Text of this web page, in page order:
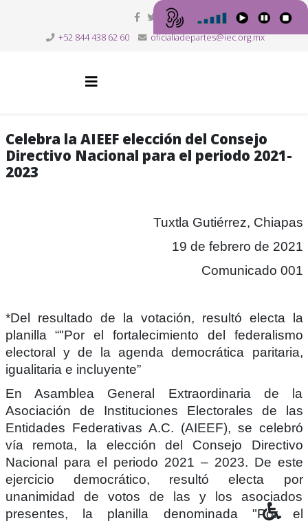
+52 844 438 62 60 oficialiadepartes@iec.org.mx
Celebra la AIEEF elección del Consejo
Directivo Nacional para el periodo 2021-
2023
Tuxtla Gutiérrez, Chiapas
19 de febrero de 2021
Comunicado 001
*Del resultado de la votación, resultó electa la
planilla “"Por el fortalecimiento del federalismo
electoral y de la agenda democrática paritaria,
igualitaria e incluyente”
En Asamblea General Extraordinaria de la
Asociación de Instituciones Electorales de las
Entidades Federativas A.C. (AIEEF), se celebró
vía remota, la elección del Consejo Directivo
Nacional para el periodo 2021 – 2023. De este
ejercicio democrático, resultó electa por
unanimidad de votos de las y los asociados
presentes, la planilla denominada "Por el